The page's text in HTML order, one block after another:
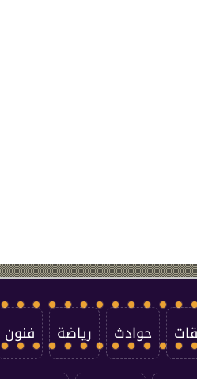
حوادث رياضة فنون